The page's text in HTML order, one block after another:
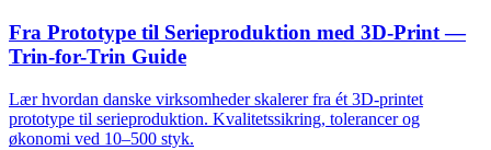
Fra Prototype til Serieproduktion med 3D-Print —
Trin-for-Trin Guide
Lær hvordan danske virksomheder skalerer fra ét 3D-printet
prototype til serieproduktion. Kvalitetssikring, tolerancer og
økonomi ved 10–500 styk.